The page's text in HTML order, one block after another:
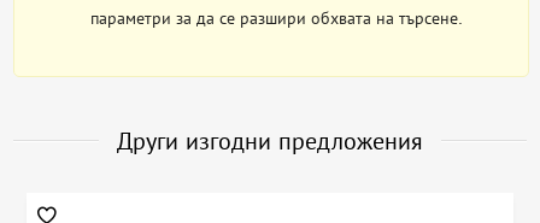
параметри за да се разшири обхвата на търсене.
Други изгодни предложения